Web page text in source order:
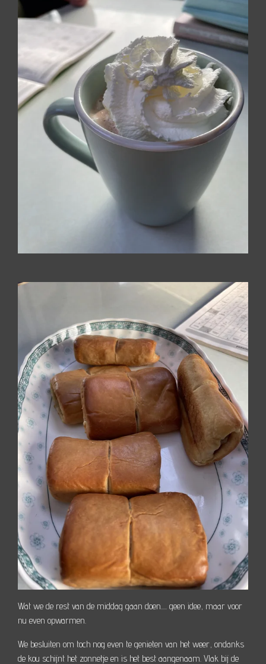
Wat we de rest van de middag gaan doen..... geen idee, maar voor
nu even opwarmen.
We besluiten om toch nog even te genieten van het weer, ondanks
de kou schijnt het zonnetje en is het best aangenaam. Vlak bij de